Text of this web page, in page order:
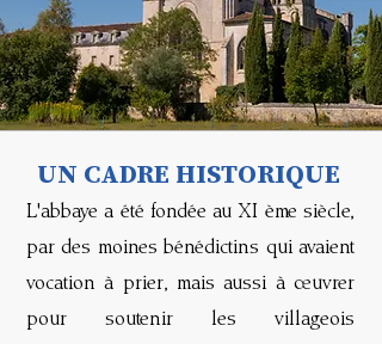
UN CADRE HISTORIQUE
L'abbaye a été fondée au XI ème siècle,
par des moines bénédictins qui avaient
vocation à prier, mais aussi à œuvrer
pour soutenir les villageois